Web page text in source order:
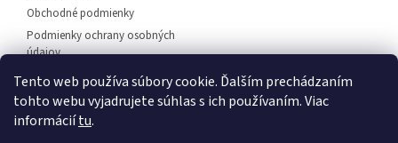
Tento web používa súbory cookie. Ďalším prechádzaním
tohto webu vyjadrujete súhlas s ich používaním. Viac
informáciítu.
Obchodné podmienky
Podmienky ochrany osobných
údajov
Predajňa svietidiel Dunajská
Streda
Napíšte nám